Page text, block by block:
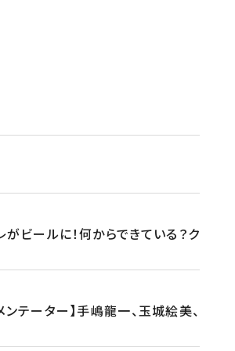
ールに！何からできている？ク
テーター】手嶋龍一、玉城絵美、